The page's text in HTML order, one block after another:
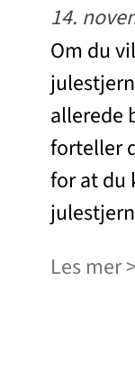
14.
Om du
allerede
forteller
for at du
Les mer